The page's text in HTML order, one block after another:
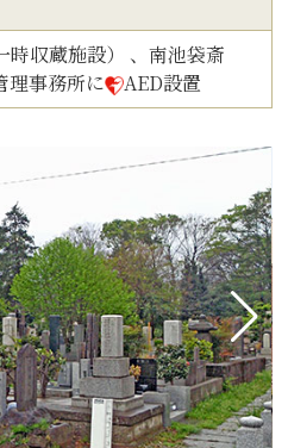
時収蔵施設） 、南池袋斎
事務所に
AED設置